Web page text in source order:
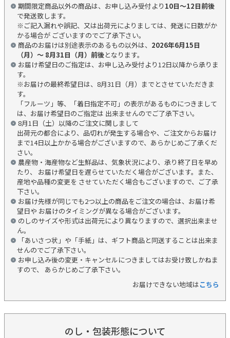
期間限定商品以外の商品は、お申し込み受付より 10日～12日前後
で発送致します。
※ご記入漏れや誤記、又は出荷元によりましては、発送に日数がか
かる場合が ございますのでご了承下さい。
商品のお届けは別途表示のあるもの以外は、 2026年6月15日
（月）～ 8月31日（月）前後となります。
お届け希望日のご指定は、お申し込み受付より12日以降から承りま
す。
※お届けの最終希望日は、8月31日（月）までとさせていただきま
す。
「フルーツ」等、「着日指定不可」の表示があるものにつきまして
は、お届け希望日のご指定は 出来ませんのでご了承下さい。
8月1日（土）以降のご注文に関しまして
出荷元の都合により、品切れが発生する場合や、ご注文からお届け
まで14日以上かかる場合がございますので、あらかじめご了承くだ
さい。
農産物・海産物など生鮮品は、気象状況により、承り終了日を早め
たり、 お届け希望日を遅らせていただく場合がございます。また、
産地や品種の変更を させていただく場合もございますので、ご了承
下さい。
お届け先様が同じでも2つ以上の商品をご注文の場合は、お届け希
望日や お届けのタイミングが異なる場合がございます。
のしのサイズや形式は出荷元により異なりますので、選択出来ませ
ん。
「あいさつ状」や「手紙」は、ギフト商品と同送することは出来ま
せんのでご了承下さい。
お申し込み後の変更・キャンセルにつきましてはお受け致しかねま
すので、 あらかじめご了承下さい。
お届けできない地域はこちら
のし・包装形態について